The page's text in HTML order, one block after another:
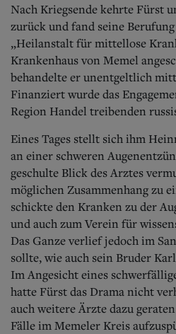
Nach Kriegsende kehrte Fürst
zurück und fand seine
„Heilanstalt für mittellose
Krankenhaus von Memel
behandelte er unentgeltlich
Finanziert wurde das
Region Handel treibenden
Eines Tages stellt sich ihm
an einer schweren
geschulte Blick des Arztes
möglichen Zusammenhang zu
schickte den Kranken zu der
und auch zum Verein für
Das Ganze verlief jedoch im
sollte, wie auch sein Bruder
Im Angesicht eines
hatte Fürst das Drama nicht
auch weitere Ärzte dazu
Fälle im Memeler Kreis